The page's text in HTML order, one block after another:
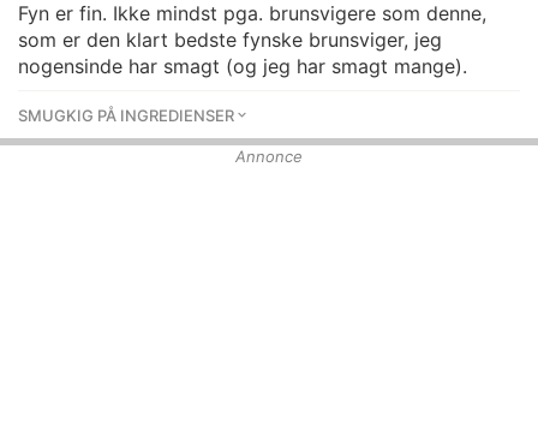
Fyn er fin. Ikke mindst pga. brunsvigere som denne,
som er den klart bedste fynske brunsviger, jeg
nogensinde har smagt (og jeg har smagt mange).
SMUGKIG PÅ INGREDIENSER
Annonce